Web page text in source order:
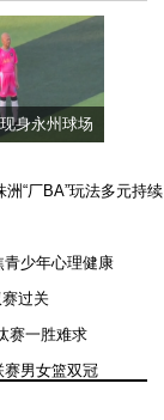
身永州球场
“厂BA”玩法多元持续
青少年心理健康
过关
赛一胜难求
赛男女篮双冠